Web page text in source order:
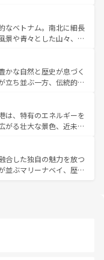
バラエティ豊かな料理
情報は コンテンツ一覧を参
自然美を楽しむことが
絶品のストリートフード
ている。夜には、韓国な
な魅力を心ゆくまで味
お、新着の韓国情報はコンテンツ一
なベトナム。南北に細長
景や青々とした山々、世
ノイの古い町並みやホ
建物も、独特の雰囲気を
ィの豊かさとおいしさで
ムコーヒーなどは、ぜ
訪れてもあたたかい人々
っと忘れられない旅にな
かな自然と歴史が息づく
立ち並ぶ一方、伝統的な
ェンマイなどの山岳地
ーケットやクラビの美し
ことができる。タイ料理
季節にも異なる楽しみ
の人々、仏教を中心とし
、訪れる旅人を魅了し続
は、特有のエネルギーを
がる壮大な景色、近未来
観光スポットが密集し
るのも魅力。息をのむよ
香港を存分に楽しみ尽く
合した独自の魅力を放つ
並ぶマリーナベイ、歴史
める外せないスポット